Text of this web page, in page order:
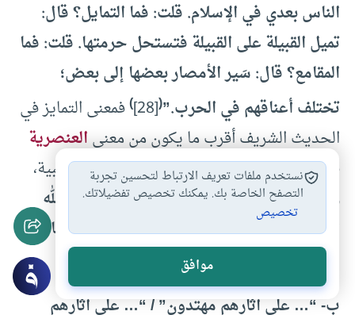
الناس بعدي في الإسلام. قلت: فما التمايل؟ قال:
تميل القبيلة على القبيلة فتستحل حرمتها. قلت: فما
المقامع؟ قال: سَير الأمصار بعضها إلى بعض؛
تختلف أعناقهم في الحرب.”(
[28]
)فمعنى التمايز في
الحديث الشريف أقرب ما يكون من معنىالعنصرية
في أيامنا، ولذلك ذمه الرسول الكريم وعدَّه عصبية،
والتميز هنا فرز للناس بشكل سلبي.فيكون- والله
أعلم- التميز في الآخرة، والتزيل في الدنيا، كما ورد
في الكتاب العزيز.
ب-“… على آثارهم مهتدون” / “… على آثارهم
نستخدم ملفات تعريف الارتباط لتحسين تجربة
التصفح الخاصة بك. يمكنك تخصيص تفضيلاتك.
تخصيص
موافق